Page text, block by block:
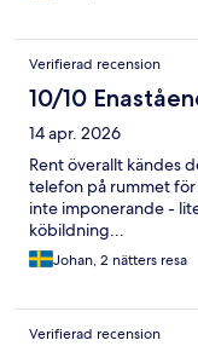
Verifierad recension
10/10
14 apr. 2026
Rent överallt kändes
telefon på rummet
inte imponerande -
köbildning...
Johan, 2 nätters resa
Verifierad recension